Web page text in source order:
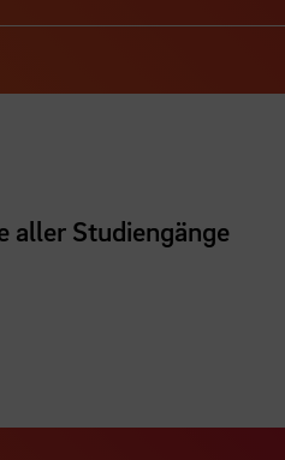
aller Studiengänge